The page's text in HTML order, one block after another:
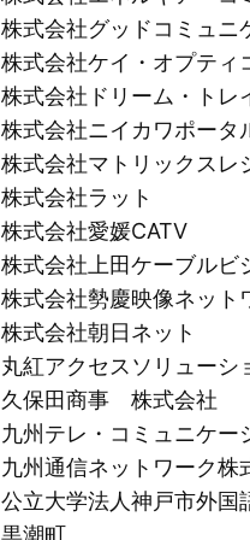
株式会社グッドコミュニ
株式会社ケイ・オプティ
株式会社ドリーム・トレ
株式会社ニイカワポータ
株式会社マトリックスレ
株式会社ラット
株式会社愛媛CATV
株式会社上田ケーブルビ
株式会社勢慶映像ネット
株式会社朝日ネット
丸紅アクセスソリューシ
久保田商事 株式会社
九州テレ・コミュニケー
九州通信ネットワーク株
公立大学法人神戸市外国
黒潮町